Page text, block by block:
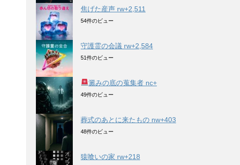
焦げた産声 rw+2,511
54件のビュー
守護霊の会議 rw+2,584
51件のビュー
澱みの底の蒐集者 nc+
49件のビュー
葬式のあとに来たもの nw+403
48件のビュー
猿喰いの家 rw+218